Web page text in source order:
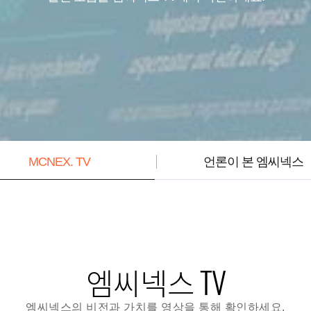
MCNEX. TV 언론이 본 엠씨넥스
엠씨넥스 TV
엠씨넥스의 비전과 가치를 영상을 통해 확인하세요.